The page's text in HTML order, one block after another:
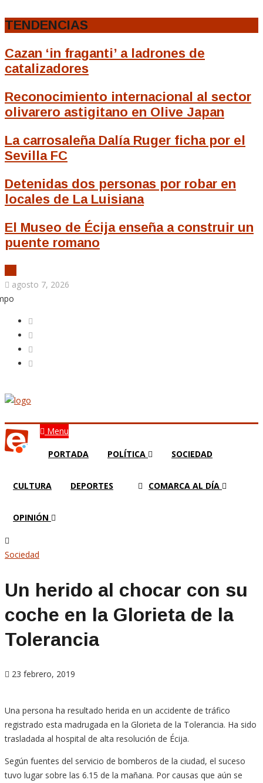
TENDENCIAS
Cazan ‘in fraganti’ a ladrones de
catalizadores
Reconocimiento internacional al sector
olivarero astigitano en Olive Japan
La carrosaleña Dalía Ruger ficha por el
Sevilla FC
Detenidas dos personas por robar en
locales de La Luisiana
El Museo de Écija enseña a construir un
puente romano
agosto 7, 2026
Menu
PORTADA POLÍTICA SOCIEDAD
CULTURA DEPORTES COMARCA AL DÍA
OPINIÓN
Sociedad
Un herido al chocar con su
coche en la Glorieta de la
Tolerancia
23 febrero, 2019
Una persona ha resultado herida en un accidente de tráfico
registrado esta madrugada en la Glorieta de la Tolerancia. Ha sido
trasladada al hospital de alta resolución de Écija.
Según fuentes del servicio de bomberos de la ciudad, el suceso
tuvo lugar sobre las 6.15 de la mañana. Por causas que aún se